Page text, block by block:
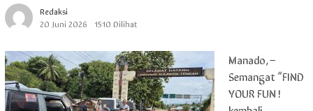
Redaksi
20 Juni 2026
1510 Dilihat
Manado,–
Semangat “FIND
YOUR FUN !